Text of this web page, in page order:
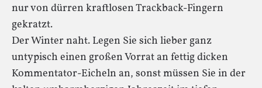
nur von dürren kraftlosen Trackback-Fingern
gekratzt.
Der Winter naht. Legen Sie sich lieber ganz
untypisch einen großen Vorrat an fettig dicken
Kommentator-Eicheln an, sonst müssen Sie in der